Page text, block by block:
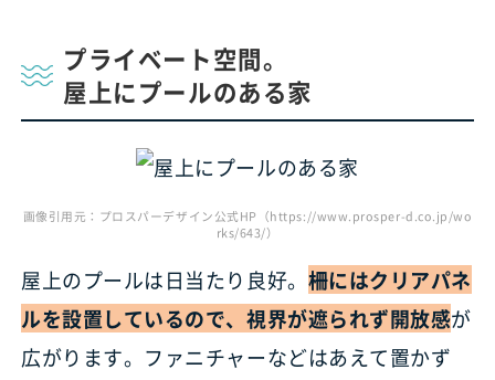
プライベート空間。
屋上にプールのある家
画像引用元：プロスパーデザイン公式HP（https://www.prosper-d.co.jp/wo
rks/643/）
屋上のプールは日当たり良好。 柵にはクリアパネ
ルを設置しているので、視界が遮られず開放感が
広がります。ファニチャーなどはあえて置かず